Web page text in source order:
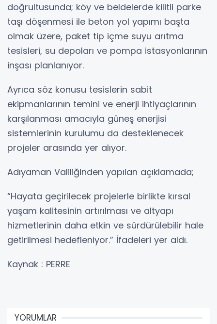
doğrultusunda; köy ve beldelerde kilitli parke
taşı döşenmesi ile beton yol yapımı başta
olmak üzere, paket tip içme suyu arıtma
tesisleri, su depoları ve pompa istasyonlarının
inşası planlanıyor.
Ayrıca söz konusu tesislerin sabit
ekipmanlarının temini ve enerji ihtiyaçlarının
karşılanması amacıyla güneş enerjisi
sistemlerinin kurulumu da desteklenecek
projeler arasında yer alıyor.
Adıyaman Valiliğinden yapılan açıklamada;
“Hayata geçirilecek projelerle birlikte kırsal
yaşam kalitesinin artırılması ve altyapı
hizmetlerinin daha etkin ve sürdürülebilir hale
getirilmesi hedefleniyor.” İfadeleri yer aldı.
Kaynak : PERRE
YORUMLAR